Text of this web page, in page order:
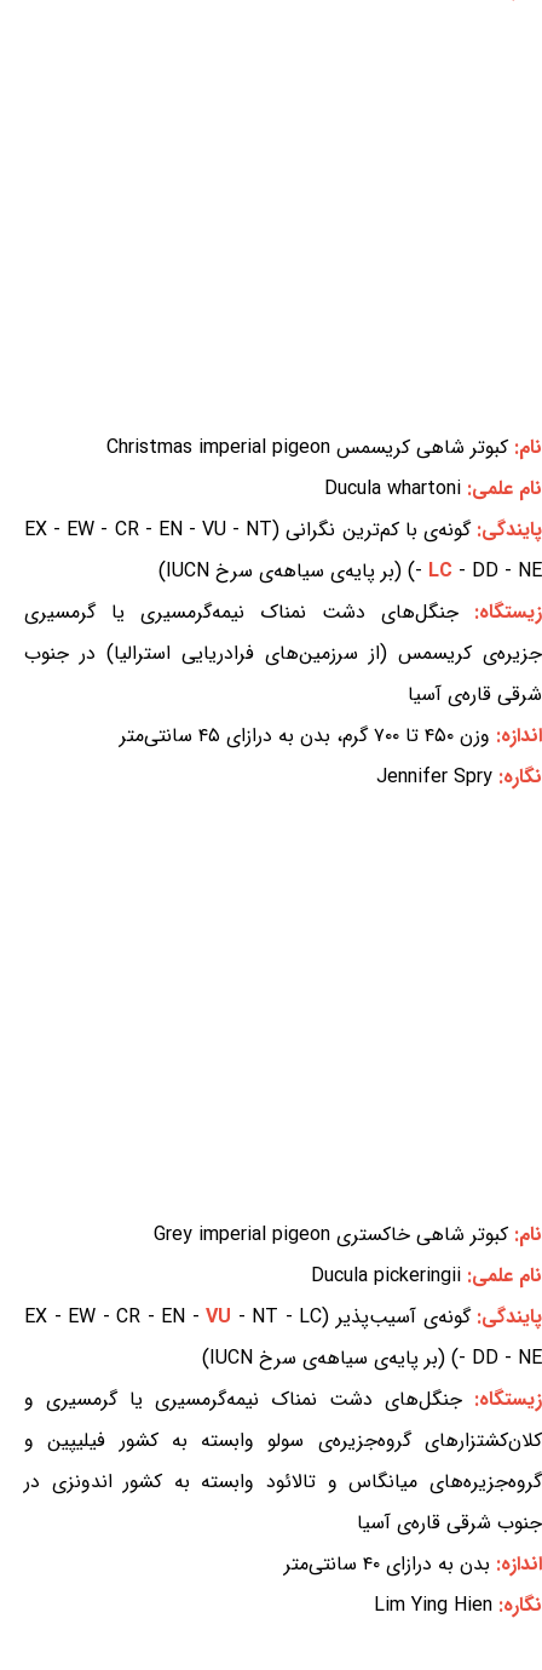
نام: کبوتر شاهی کریسمس Christmas imperial pigeon
نام علمی: Ducula whartoni
پایندگی:
گونه‌ی با کم‌ترین نگرانی (EX - EW - CR - EN - VU - NT
- LC - DD - NE) (بر پایه‌ی سیاهه‌ی سرخ IUCN)
زیستگاه: جنگل‌های دشت نمناک نیمه‌گرمسیری یا گرمسیری
جزیره‌ی کریسمس (از سرزمین‌های فرادریایی استرالیا) در جنوب
شرقی قاره‌ی آسیا
اندازه: وزن ۴۵۰ تا ۷۰۰ گرم، بدن به درازای ۴۵ سانتی‌متر
نگاره: Jennifer Spry
نام: کبوتر شاهی خاکستری Grey imperial pigeon
نام علمی: Ducula pickeringii
پایندگی:گونه‌ی آسیب‌پذیر (EX - EW - CR - EN - VU - NT - LC
- DD - NE) (بر پایه‌ی سیاهه‌ی سرخ IUCN)
زیستگاه: جنگل‌های دشت نمناک نیمه‌گرمسیری یا گرمسیری و
کلان‌کشتزارهای گروه‌جزیره‌ی سولو وابسته به کشور فیلیپین و
گروه‌جزیره‌های میانگاس و تالائود وابسته به کشور اندونزی در
جنوب شرقی قاره‌ی آسیا
اندازه: بدن به درازای ۴۰ سانتی‌متر
نگاره: Lim Ying Hien